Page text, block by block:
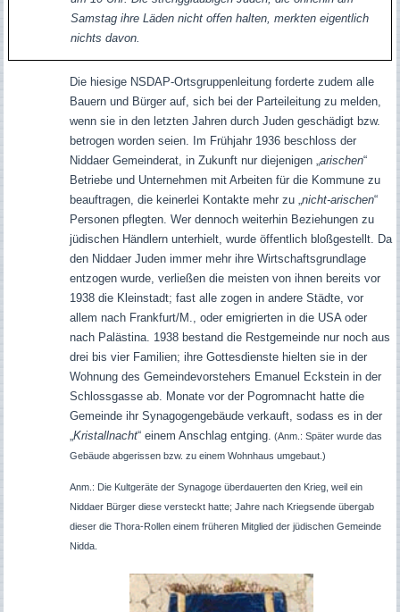
Samstag ihre Läden nicht offen halten, merkten eigentlich
nichts davon.
Die hiesige NSDAP-Ortsgruppenleitung forderte zudem alle
Bauern und Bürger auf, sich bei der Parteileitung zu melden,
wenn sie in den letzten Jahren durch Juden geschädigt bzw.
betrogen worden seien. Im Frühjahr 1936 beschloss der
Niddaer Gemeinderat, in Zukunft nur diejenigen „ arischen“
Betriebe und Unternehmen mit Arbeiten für die Kommune zu
beauftragen, die keinerlei Kontakte mehr zu „ nicht-arischen“
Personen pflegten. Wer dennoch weiterhin Beziehungen zu
jüdischen Händlern unterhielt, wurde öffentlich bloßgestellt. Da
den Niddaer Juden immer mehr ihre Wirtschaftsgrundlage
entzogen wurde, verließen die meisten von ihnen bereits vor
1938 die Kleinstadt; fast alle zogen in andere Städte, vor
allem nach Frankfurt/M., oder emigrierten in die USA oder
nach Palästina. 1938 bestand die Restgemeinde nur noch aus
drei bis vier Familien; ihre Gottesdienste hielten sie in der
Wohnung des Gemeindevorstehers Emanuel Eckstein in der
Schlossgasse ab. Monate vor der Pogromnacht hatte die
Gemeinde ihr Synagogengebäude verkauft, sodass es in der
Kristallnacht“ einem Anschlag entging. (Anm.: Später wurde das
Gebäude abgerissen bzw. zu einem Wohnhaus umgebaut.)
Anm.: Die Kultgeräte der Synagoge überdauerten den Krieg, weil ein
Niddaer Bürger diese versteckt hatte; Jahre nach Kriegsende übergab
dieser die Thora-Rollen einem früheren Mitglied der jüdischen Gemeinde
Nidda.